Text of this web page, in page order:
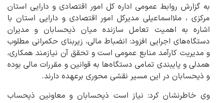
به گزارش روابط عمومی اداره کل امور اقتصادی و دارایی استان
مرکزی ، ️ملااسماعیلی مدیرکل امور اقتصادی و دارایی استان با
اشاره به اهمیت تعامل سازنده میان ذیحسابان و مدیران
دستگاه‌های اجرایی افزود: انضباط مالی، زیربنای حکمرانی مطلوب
و مدیریت کارآمد منابع عمومی است و تحقق آن نیازمند همکاری،
همدلی و پایبندی تمامی دستگاه‌ها به قوانین و مقررات مالی بوده
و ذیحسابان در این مسیر نقشی محوری برعهده دارند.
️وی خاطرنشان کرد: نیاز است ذیحسابان و معاونین ذیحساب